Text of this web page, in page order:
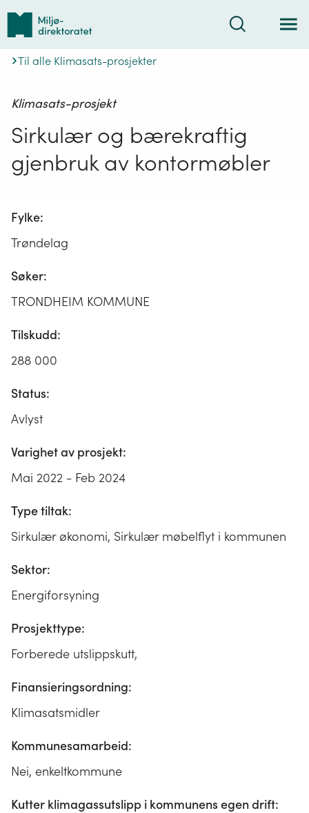
Tilbake
forsiden
Søk
Til alle Klimasats-prosjekter
Klimasats-prosjekt
Sirkulær og bærekraftig
gjenbruk av kontormøbler
Fylke:
Trøndelag
Søker:
TRONDHEIM KOMMUNE
Tilskudd:
288 000
Status:
Avlyst
Varighet av prosjekt:
Mai 2022 - Feb 2024
Type tiltak:
Sirkulær økonomi, Sirkulær møbelflyt i kommunen
Sektor:
Energiforsyning
Prosjekttype:
Forberede utslippskutt,
Finansieringsordning:
Klimasatsmidler
Kommunesamarbeid:
Nei, enkeltkommune
Kutter klimagassutslipp i kommunens egen drift: